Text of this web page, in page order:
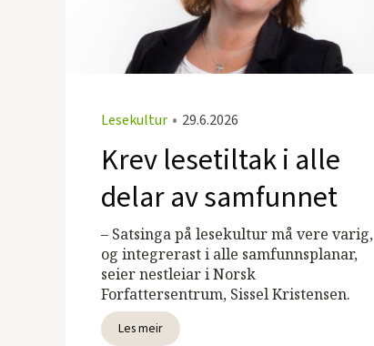
Lesekultur • 29.6.2026
Krev lesetiltak i alle
delar av samfunnet
– Satsinga på lesekultur må vere varig,
og integrerast i alle samfunnsplanar,
seier nestleiar i Norsk
Forfattersentrum, Sissel Kristensen.
Les meir